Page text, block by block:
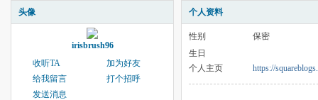
头像
irisbrush96
收听TA
加为好友
给我留言
打个招呼
发送消息
个人资料
性别
保密
生日
个人主页
https://